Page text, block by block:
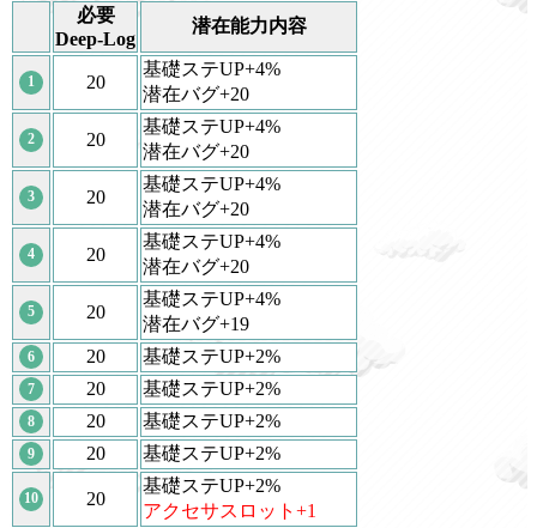
必要
Deep-Log
潜在能力内容
1 20
基礎ステUP+4%
潜在バグ+20
2 20
基礎ステUP+4%
潜在バグ+20
3 20
基礎ステUP+4%
潜在バグ+20
4 20
基礎ステUP+4%
潜在バグ+20
5 20
基礎ステUP+4%
潜在バグ+19
6 20 基礎ステUP+2%
7 20 基礎ステUP+2%
8 20 基礎ステUP+2%
9 20 基礎ステUP+2%
10 20
基礎ステUP+2%
アクセサスロット+1